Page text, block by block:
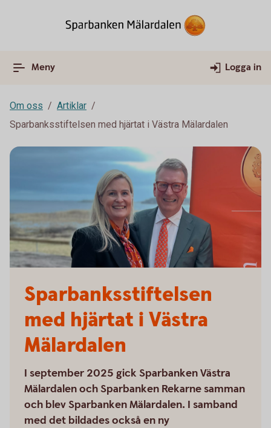
Meny Logga in
Om oss
Artiklar
Sparbanksstiftelsen med hjärtat i Västra Mälardalen
Sparbanksstiftelsen
med hjärtat i Västra
Mälardalen
I september 2025 gick Sparbanken Västra
Mälardalen och Sparbanken Rekarne samman
och blev Sparbanken Mälardalen. I samband
med det bildades också en ny